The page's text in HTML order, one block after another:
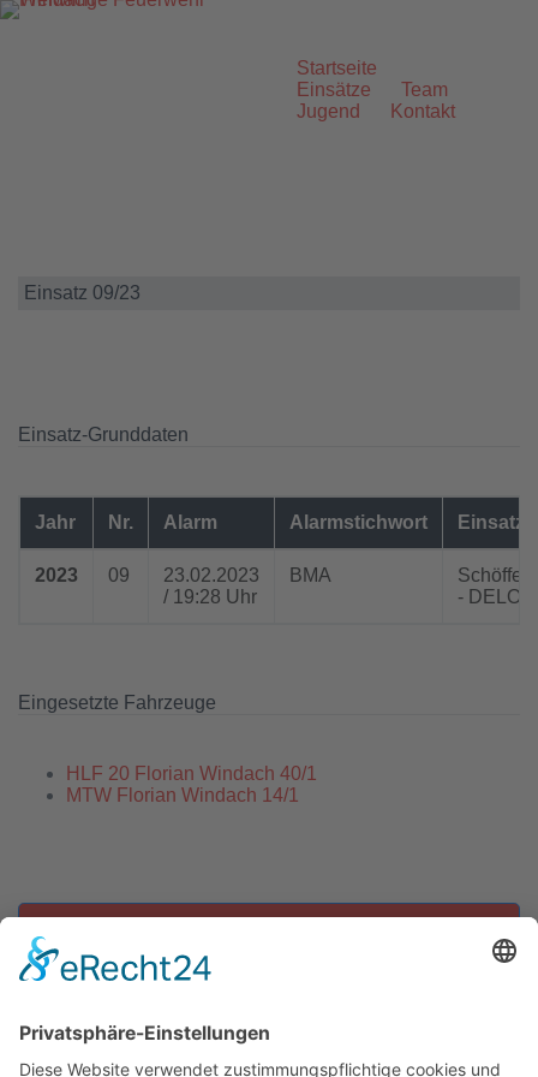
Zum
Startseite
Einsätze
Team
Jugend
Kontakt
Einsatz 09/23
Einsatz-Grunddaten
Jahr Nr. Alarm Alarmstichwort
2023 09
23.02.2023
/ 19:28 Uhr
BMA
- DELO
Eingesetzte Fahrzeuge
HLF 20 Florian Windach 40/1
MTW Florian Windach 14/1